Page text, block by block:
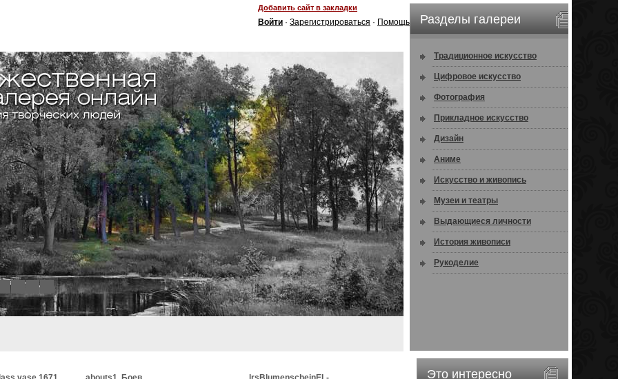
Добавить сайт в закладки
Войти · Зарегистрироваться · Помощь
8
Разделы галереи
Традиционное искусство
Цифровое искусство
Фотография
Прикладное искусство
Дизайн
Аниме
Искусство и живопись
Музеи и театры
Выдающиеся личности
История живописи
Рукоделие
Это интересно